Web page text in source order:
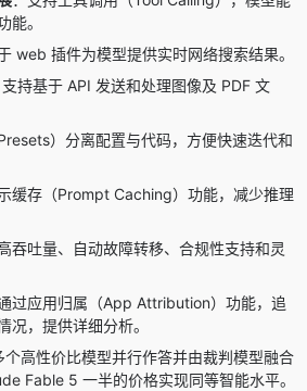
能。
web 插件为模型提供实时网络搜索结果。
支持基于 API 发送和处理图像及 PDF 文
）分离配置与代码，方便快速迭代和
缓存（Prompt Caching）功能，减少推理
吞吐量、自动故障转移、合规性支持和灵
过应用归属（App Attribution）功能，追
况，提供详细分析。
个高性价比模型并行作答并由裁判模型融合
Fable 5 一半的价格实现同等智能水平。